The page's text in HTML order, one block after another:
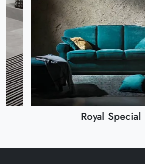
Royal Special